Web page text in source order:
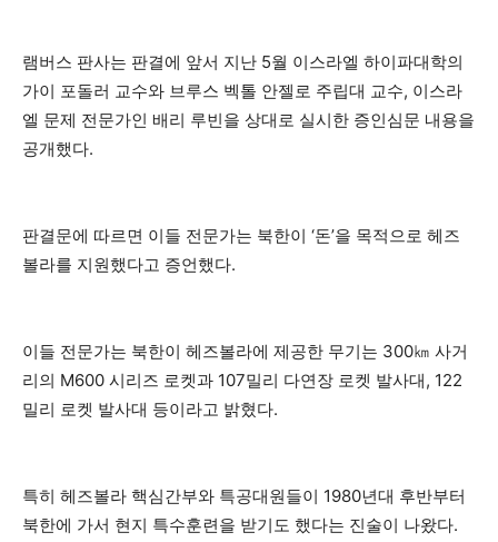
램버스 판사는 판결에 앞서 지난 5월 이스라엘 하이파대학의
가이 포돌러 교수와 브루스 벡톨 안젤로 주립대 교수, 이스라
엘 문제 전문가인 배리 루빈을 상대로 실시한 증인심문 내용을
공개했다.
판결문에 따르면 이들 전문가는 북한이 ‘돈’을 목적으로 헤즈
볼라를 지원했다고 증언했다.
이들 전문가는 북한이 헤즈볼라에 제공한 무기는 300㎞ 사거
리의 M600 시리즈 로켓과 107밀리 다연장 로켓 발사대, 122
밀리 로켓 발사대 등이라고 밝혔다.
특히 헤즈볼라 핵심간부와 특공대원들이 1980년대 후반부터
북한에 가서 현지 특수훈련을 받기도 했다는 진술이 나왔다.